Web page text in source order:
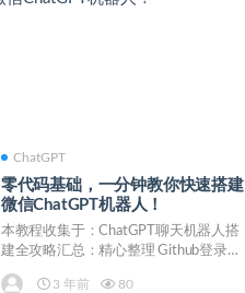
ChatGPT
零代码基础，一分钟教你快速搭建
微信ChatGPT机器人！
本教程收集于：ChatGPT聊天机器人搭
建全攻略汇总：精心整理 Github登录账
3 年前
80